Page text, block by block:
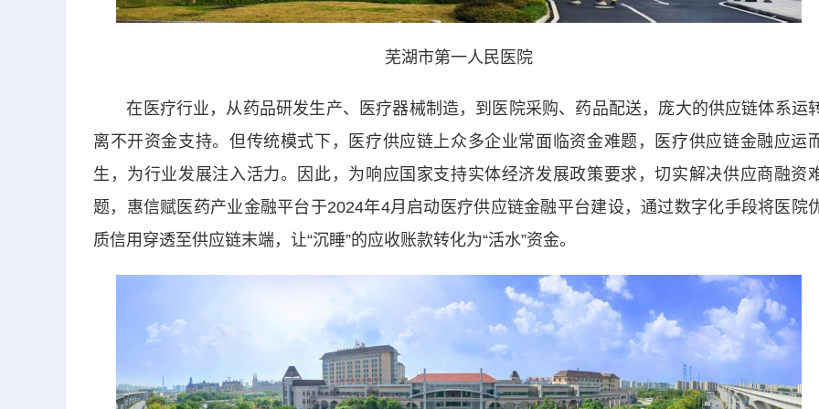
芜湖市第一人民医院
在医疗行业，从药品研发生产、医疗器械制造，到医院采购、药品配送，庞大的供应链体系运
离不开资金支持。但传统模式下，医疗供应链上众多企业常面临资金难题，医疗供应链金融应运
生，为行业发展注入活力。因此，为响应国家支持实体经济发展政策要求，切实解决供应商融资
题，惠信赋医药产业金融平台于2024年4月启动医疗供应链金融平台建设，通过数字化手段将医院
质信用穿透至供应链末端，让“沉睡”的应收账款转化为“活水”资金。